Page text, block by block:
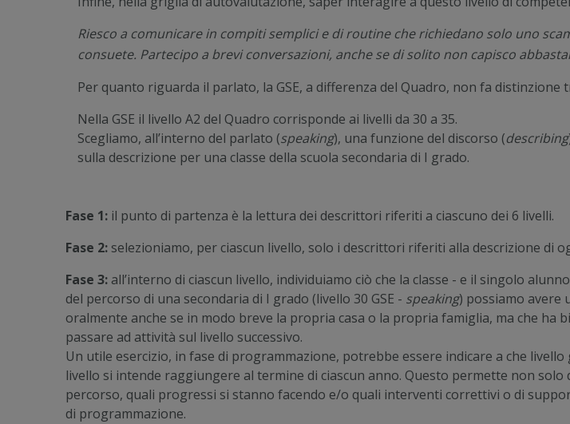
Riesco a comunicare in compiti semplici e di routine che richiedano solo uno
consuete. Partecipo a brevi conversazioni, anche se di solito non capisco
Per quanto riguarda il parlato, la GSE, a differenza del Quadro, non fa
Nella GSE il livello A2 del Quadro corrisponde ai livelli da 30 a 35.
Scegliamo, all’interno del parlato (speaking), una funzione del discorso (describing
sulla descrizione per una classe della scuola secondaria di I grado.
Fase 1: il punto di partenza è la lettura dei descrittori riferiti a ciascuno dei 6 livelli.
Fase 2: selezioniamo, per ciascun livello, solo i descrittori riferiti alla descrizione di
Fase 3: all’interno di ciascun livello, individuiamo ciò che la classe - e il singolo
del percorso di una secondaria di I grado (livello 30 GSE - speaking) possiamo avere
oralmente anche se in modo breve la propria casa o la propria famiglia, ma che
passare ad attività sul livello successivo.
Un utile esercizio, in fase di programmazione, potrebbe essere indicare a che
livello si intende raggiungere al termine di ciascun anno. Questo permette non
percorso, quali progressi si stanno facendo e/o quali interventi correttivi o di
di programmazione.